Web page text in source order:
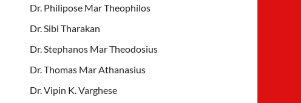
Dr. Philipose Mar Theophilos
Dr. Sibi Tharakan
Dr. Stephanos Mar Theodosius
Dr. Thomas Mar Athanasius
Dr. Vipin K. Varghese